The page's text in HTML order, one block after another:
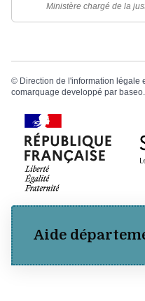
Ministère chargé de la
© Direction de l'information légale
comarquage developpé par
Aide